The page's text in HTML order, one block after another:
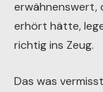
erwähnenswert,
erhört hätte,
richtig ins Zeug.
Das was